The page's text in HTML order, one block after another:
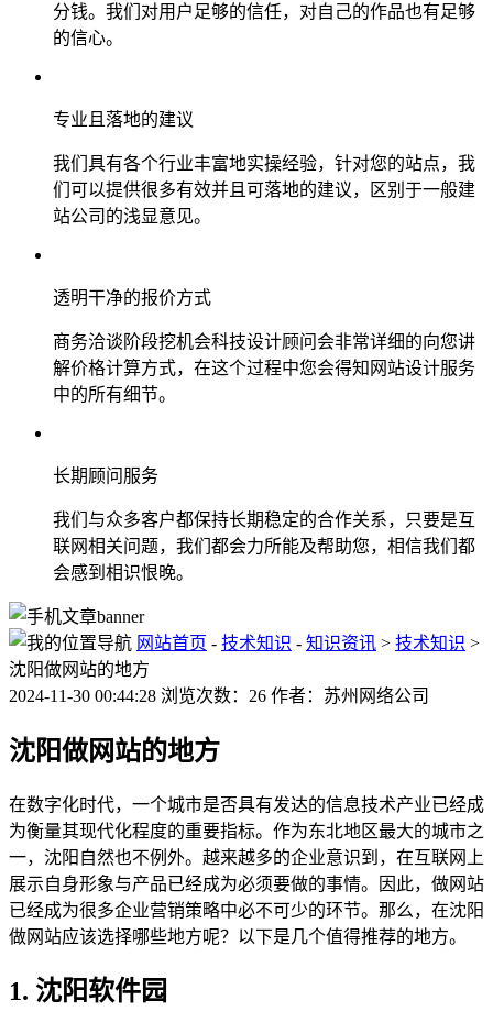
分钱。我们对用户足够的信任，对自己的作品也有足够
的信心。
专业且落地的建议
我们具有各个行业丰富地实操经验，针对您的站点，我
们可以提供很多有效并且可落地的建议，区别于一般建
站公司的浅显意见。
透明干净的报价方式
商务洽谈阶段挖机会科技设计顾问会非常详细的向您讲
解价格计算方式，在这个过程中您会得知网站设计服务
中的所有细节。
长期顾问服务
我们与众多客户都保持长期稳定的合作关系，只要是互
联网相关问题，我们都会力所能及帮助您，相信我们都
会感到相识恨晚。
网站首页 - 技术知识 - 知识资讯 > 技术知识 >
沈阳做网站的地方
2024-11-30 00:44:28 浏览次数：26 作者：苏州网络公司
沈阳做网站的地方
在数字化时代，一个城市是否具有发达的信息技术产业已经成
为衡量其现代化程度的重要指标。作为东北地区最大的城市之
一，沈阳自然也不例外。越来越多的企业意识到，在互联网上
展示自身形象与产品已经成为必须要做的事情。因此，做网站
已经成为很多企业营销策略中必不可少的环节。那么，在沈阳
做网站应该选择哪些地方呢？以下是几个值得推荐的地方。
1. 沈阳软件园